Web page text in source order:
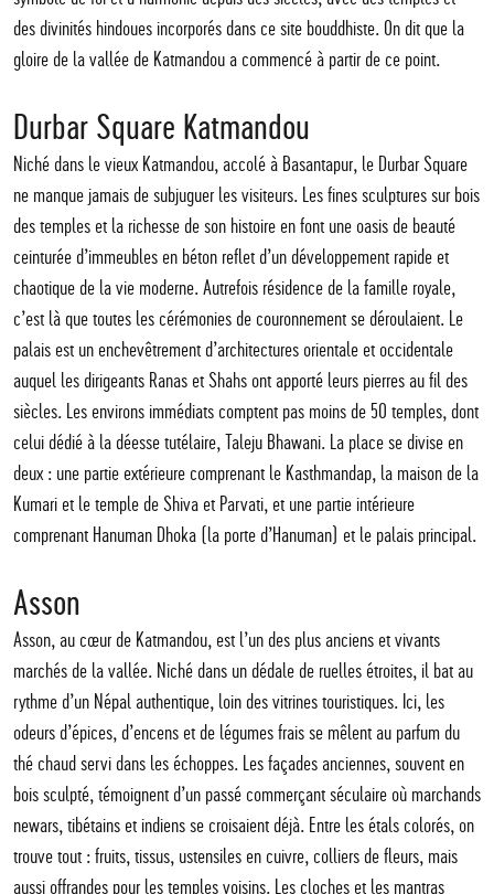
des divinités hindoues incorporés dans ce site bouddhiste. On dit que la
gloire de la vallée de Katmandou a commencé à partir de ce point.
Durbar Square Katmandou
Niché dans le vieux Katmandou, accolé à Basantapur, le Durbar Square
ne manque jamais de subjuguer les visiteurs. Les fines sculptures sur bois
des temples et la richesse de son histoire en font une oasis de beauté
ceinturée d’immeubles en béton reflet d’un développement rapide et
chaotique de la vie moderne. Autrefois résidence de la famille royale,
c’est là que toutes les cérémonies de couronnement se déroulaient. Le
palais est un enchevêtrement d’architectures orientale et occidentale
auquel les dirigeants Ranas et Shahs ont apporté leurs pierres au fil des
siècles. Les environs immédiats comptent pas moins de 50 temples, dont
celui dédié à la déesse tutélaire, Taleju Bhawani. La place se divise en
deux : une partie extérieure comprenant le Kasthmandap, la maison de la
Kumari et le temple de Shiva et Parvati, et une partie intérieure
comprenant Hanuman Dhoka (la porte d’Hanuman) et le palais principal.
Asson
Asson, au cœur de Katmandou, est l’un des plus anciens et vivants
marchés de la vallée. Niché dans un dédale de ruelles étroites, il bat au
rythme d’un Népal authentique, loin des vitrines touristiques. Ici, les
odeurs d’épices, d’encens et de légumes frais se mêlent au parfum du
thé chaud servi dans les échoppes. Les façades anciennes, souvent en
bois sculpté, témoignent d’un passé commerçant séculaire où marchands
newars, tibétains et indiens se croisaient déjà. Entre les étals colorés, on
trouve tout : fruits, tissus, ustensiles en cuivre, colliers de fleurs, mais
aussi offrandes pour les temples voisins. Les cloches et les mantras